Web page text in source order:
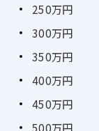
250万円
300万円
350万円
400万円
450万円
500万円